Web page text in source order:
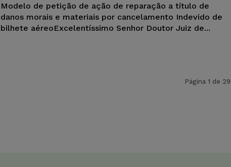
Modelo de petição de ação de reparação a título de
danos morais e materiais por cancelamento Indevido de
bilhete aéreoExcelentíssimo Senhor Doutor Juiz de...
Página 1 de 29